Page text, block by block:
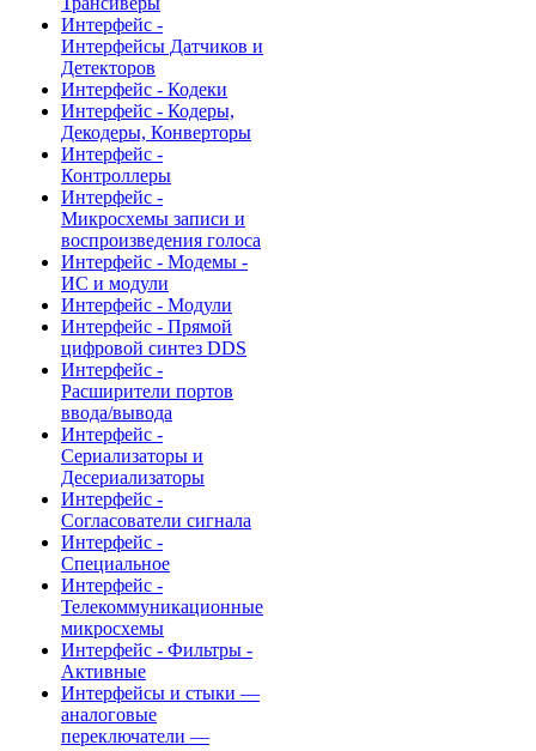
Интерфейс -
Интерфейсы Датчиков и
Детекторов
Интерфейс - Кодеки
Интерфейс - Кодеры,
Декодеры, Конверторы
Интерфейс -
Контроллеры
Интерфейс -
Микросхемы записи и
воспроизведения голоса
Интерфейс - Модемы -
ИС и модули
Интерфейс - Модули
Интерфейс - Прямой
цифровой синтез DDS
Интерфейс -
Расширители портов
ввода/вывода
Интерфейс -
Сериализаторы и
Десериализаторы
Интерфейс -
Согласователи сигнала
Интерфейс -
Специальное
Интерфейс -
Телекоммуникационные
микросхемы
Интерфейс - Фильтры -
Активные
Интерфейсы и стыки —
аналоговые
переключатели —